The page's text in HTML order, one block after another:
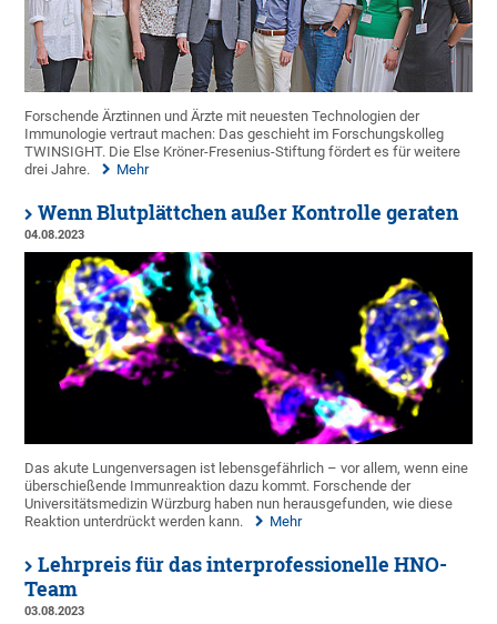
Forschende Ärztinnen und Ärzte mit neuesten Technologien der
Immunologie vertraut machen: Das geschieht im Forschungskolleg
TWINSIGHT. Die Else Kröner-Fresenius-Stiftung fördert es für weitere
drei Jahre.
Mehr
Wenn Blutplättchen außer Kontrolle geraten
04.08.2023
Das akute Lungenversagen ist lebensgefährlich – vor allem, wenn eine
überschießende Immunreaktion dazu kommt. Forschende der
Universitätsmedizin Würzburg haben nun herausgefunden, wie diese
Reaktion unterdrückt werden kann.
Mehr
Lehrpreis für das interprofessionelle HNO-
Team
03.08.2023